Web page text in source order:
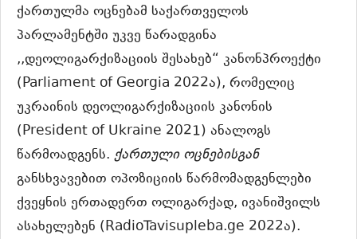
ქართულმა ოცნებამ საქართველოს
პარლამენტში უკვე წარადგინა
,,დეოლიგარქიზაციის შესახებ“ კანონპროექტი
(Parliament of Georgia 2022ა), რომელიც
უკრაინის დეოლიგარქიზაციის კანონის
(President of Ukraine 2021) ანალოგს
წარმოადგენს. ქართული ოცნებისგან
განსხვავებით ოპოზიციის წარმომადგენლები
ქვეყნის ერთადერთ ოლიგარქად, ივანიშვილს
ასახელებენ (RadioTavisupleba.ge 2022ა).